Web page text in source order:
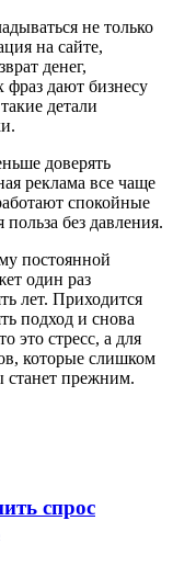
не только
на сайте,
денег,
фраз дают бизнесу
детали
доверять
реклама все чаще
спокойные
без давления.
постоянной
один раз
лет. Приходится
подход и снова
это стресс, а для
которые слишком
станет прежним.
спрос